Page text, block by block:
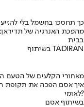
כך תחסכו בחשמל בלי להזיע
מהפכת האנרגיה של
בבית
בשיתוף TADIRAN
מאחורי הקלעים של הטעם
לאומי?
בשיתוף אסם